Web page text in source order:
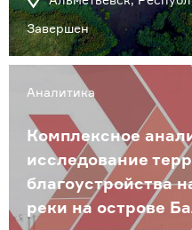
Завершен
Аналитика
Комплексное
исследование
благоустройства
реки на острове